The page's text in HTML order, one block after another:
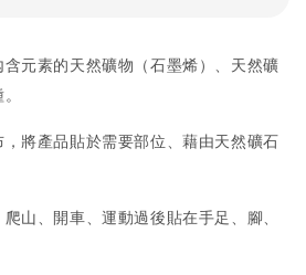
元素的天然礦物（石墨烯）、天然礦
將產品貼於需要部位、藉由天然礦石
山、開車、運動過後貼在手足、腳、